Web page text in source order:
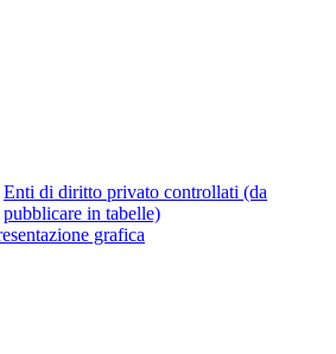
Enti di diritto privato controllati (da
pubblicare in tabelle)
grafica